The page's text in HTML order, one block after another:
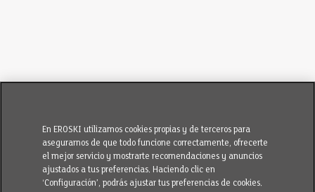
En EROSKI utilizamos cookies propias y de terceros para
asegurarnos de que todo funcione correctamente, ofrecerte
el mejor servicio y mostrarte recomendaciones y anuncios
ajustados a tus preferencias. Haciendo clic en
‘Configuración’, podrás ajustar tus preferencias de cookies.